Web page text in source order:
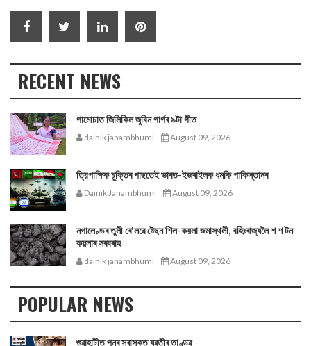
RECENT NEWS
গামোচাত জিলিকিল জুবিন গাৰ্গৰ ৯টা গীত
dainik janambhumi August 09, 2026
ত্রিপাক্ষিক চুক্তিৰ পাছতেই ভাৰত-ইজৰাইলক ধমকি পাকিস্তানৰ
Dainik Janambhumi August 09, 2026
নগালেণ্ডৰ তুলী ৰে'লৱে ষ্টেছন শিল-কয়লা জমাস্থলী, বহিঃৰাজ্যলৈ শ শ টন
কয়লাৰ সৰবৰাহ
dainik janambhumi August 09, 2026
POPULAR NEWS
গুৱাহাটীত পুনৰ সুৰাসক্ত যুৱতীৰ তাণ্ডৱ